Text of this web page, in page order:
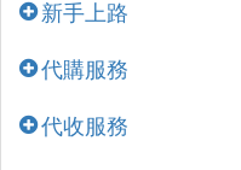
新手上路
代購服務
代收服務